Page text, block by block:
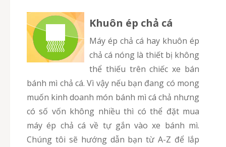
Khuôn ép chả cá
Máy ép chả cá hay khuôn ép
chả cá nóng là thiết bị không
thể thiếu trên chiếc xe bán
bánh mì chả cá. Vì vậy nếu bạn đang có mong
muốn kinh doanh món bánh mì cá chả nhưng
có số vốn không nhiều thì có thể đặt mua
máy ép chả cá về tự gắn vào xe bánh mì.
Chúng tôi sẽ hướng dẫn bạn từ A-Z để lắp